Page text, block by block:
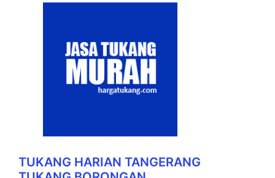
TUKANG HARIAN TANGERANG